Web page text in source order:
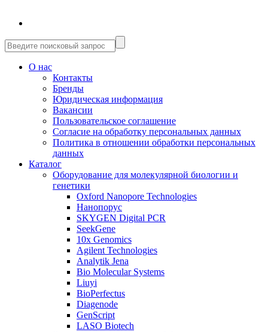
О нас
Контакты
Бренды
Юридическая информация
Вакансии
Пользовательское соглашение
Согласие на обработку персональных данных
Политика в отношении обработки персональных
данных
Каталог
Оборудование для молекулярной биологии и
генетики
Oxford Nanopore Technologies
Нанопорус
SKYGEN Digital PCR
SeekGene
10x Genomics
Agilent Technologies
Analytik Jena
Bio Molecular Systems
Liuyi
BioPerfectus
Diagenode
GenScript
LASO Biotech